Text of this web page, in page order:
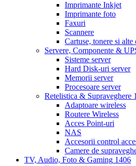
Imprimante Inkjet
Imprimante foto
Faxuri
Scannere
Cartuse, tonere si alte
Servere, Componente &
Sisteme server
Hard Disk-uri server
Memorii server
Procesoare server
Retelistica & Supraveghere
Adaptoare wireless
Routere Wireless
Acces Point-uri
NAS
Accesorii control
Camere de
TV, Audio, Foto & Gaming 1406